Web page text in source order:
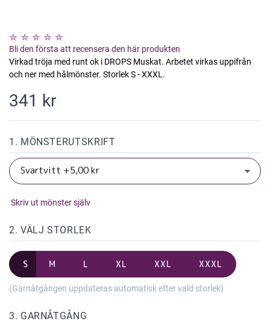
Bli den första att recensera den här produkten
Virkad tröja med runt ok i DROPS Muskat. Arbetet virkas uppifrån
och ner med hålmönster. Storlek S - XXXL.
341 kr
1. MÖNSTERUTSKRIFT
Skriv ut mönster själv
2. VÄLJ STORLEK
S M L XL XXL XXXL
(Garnåtgången uppdateras automatisk efter vald storlek)
3. GARNÅTGÅNG